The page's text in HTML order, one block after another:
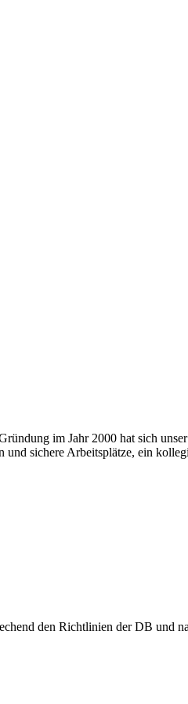
im Jahr 2000 hat sich
sichere Arbeitsplätze, ein
den Richtlinien der DB und